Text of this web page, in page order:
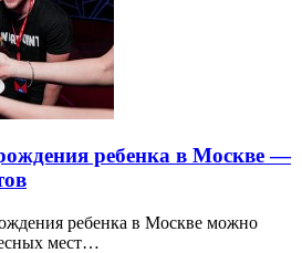
ребенка в Москве —
ребенка в Москве можно
мест…